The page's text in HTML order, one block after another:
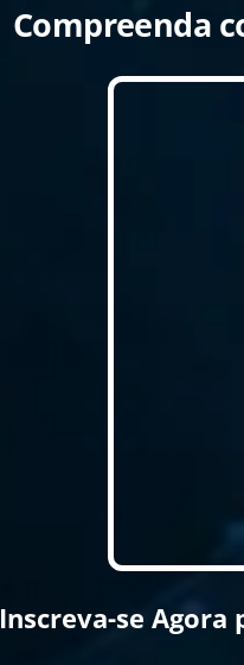
Compreenda
Inscreva-se Agora